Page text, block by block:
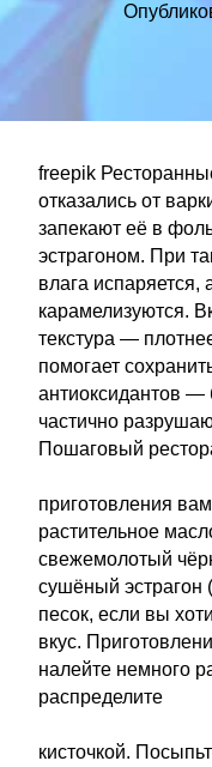
freepik
отказались от
запекают её в
эстрагоном. При
влага испаряется,
карамелизуются.
текстура —
помогает
антиоксидантов —
частично
Пошаговый
приготовления
растительное
свежемолотый
сушёный эстрагон
песок, если вы
вкус.
налейте немного
распределите
кисточкой.
Контакт